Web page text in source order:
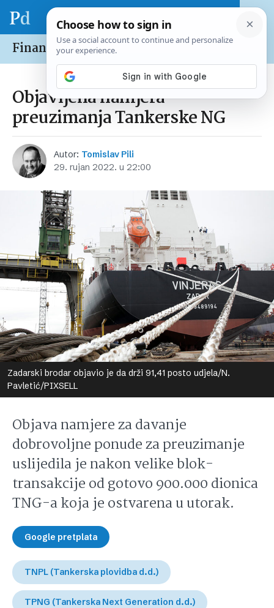
Financije /Burze
Objavljena namjera
preuzimanja Tankerske NG
Autor: Tomislav Pili
29. rujan 2022. u 22:00
Zadarski brodar objavio je da drži 91,41 posto udjela/N.
Pavletić/PIXSELL
Objava namjere za davanje
dobrovoljne ponude za preuzimanje
uslijedila je nakon velike blok-
transakcije od gotovo 900.000 dionica
TNG-a koja je ostvarena u utorak.
Google pretplata
TNPL (Tankerska plovidba d.d.)
TPNG (Tankerska Next Generation d.d.)